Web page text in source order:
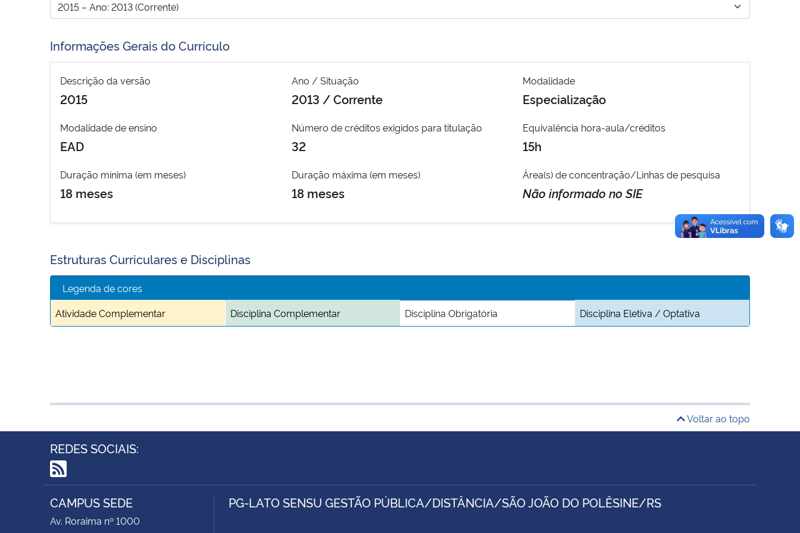
Informações Gerais do Currículo
Descrição da versão
2015
Ano / Situação
2013 / Corrente
Modalidade
Especialização
Modalidade de ensino
EAD
Número de créditos exigidos para titulação
32
Equivalência hora-aula/créditos
15h
Duração mínima (em meses)
18 meses
Duração máxima (em meses)
18 meses
Área(s) de concentração/Linhas de pesquisa
Não informado no SIE
Estruturas Curriculares e Disciplinas
Legenda de cores
Atividade Complementar
Disciplina Complementar Disciplina Obrigatória Disciplina Eletiva / Optativa
Voltar ao topo
REDES SOCIAIS:
RSS
CAMPUS SEDE
Av. Roraima nº 1000
PG-LATO SENSU GESTÃO PÚBLICA/DISTÂNCIA/SÃO JOÃO DO POLÊSINE/RS